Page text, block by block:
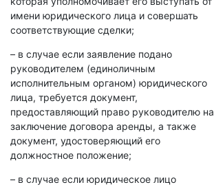
имени юридического лица и совершать
соответствующие сделки;
– в случае если заявление подано
руководителем (единоличным
исполнительным органом) юридического
лица, требуется документ,
предоставляющий право руководителю на
заключение договора аренды, а также
документ, удостоверяющий его
должностное положение;
– в случае если юридическое лицо